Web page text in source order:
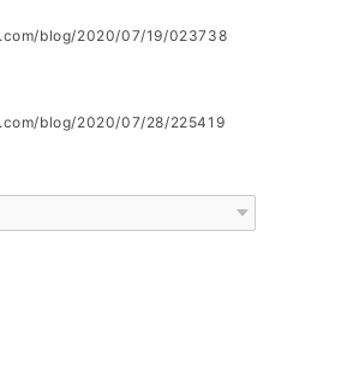
blog/2020/07/19/023738
blog/2020/07/28/225419